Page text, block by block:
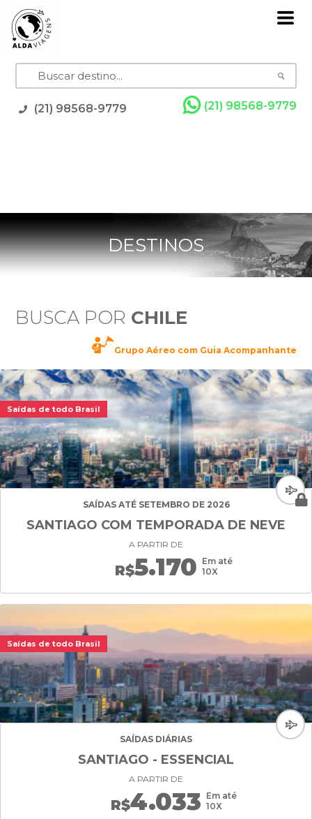
(21) 98568-9779 (21) 98568-9779
DESTINOS
BUSCA POR CHILE
Grupo Aéreo com Guia Acompanhante
Saídas de todo Brasil
SAÍDAS ATÉ SETEMBRO DE 2026
SANTIAGO COM TEMPORADA DE NEVE
A PARTIR DE
R$5.170 Em até
10X
Saídas de todo Brasil
SAÍDAS DIÁRIAS
SANTIAGO - ESSENCIAL
A PARTIR DE
R$4.033 Em até
10X